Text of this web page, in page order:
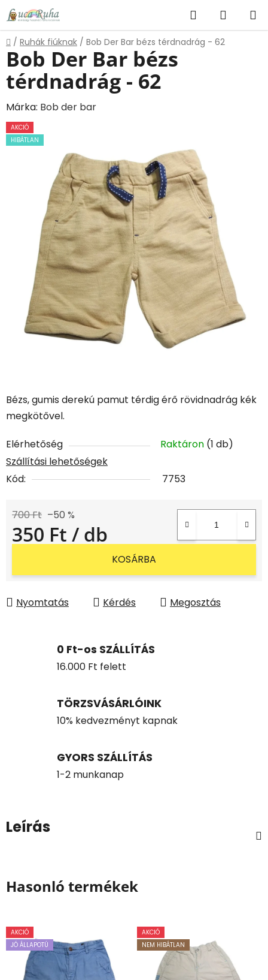
Ugrás
fő
tartalomhoz
KeresésKOSÁR
Kezdőlap
/ Ruhák fiúknak / Bob Der Bar bézs térdnadrág - 62
Bézs, gumis derekú pamut térdig érő rövidnadrág kék
megkötővel.
Elérhetőség Raktáron (1 db)
Szállítási lehetőségek
Kód:
7753
700 Ft –50 %
350 Ft / db
KOSÁRBA
Nyomtatás Kérdés Megosztás
Bob Der Bar bézs
térdnadrág - 62
Márka: Bob der bar
AKCIÓ
HIBÁTLAN
0 Ft-os SZÁLLÍTÁS
16.000 Ft felett
TÖRZSVÁSÁRLÓINK
10% kedvezményt kapnak
GYORS SZÁLLÍTÁS
1-2 munkanap
Leírás
Hasonló termékek
AKCIÓ
JÓ ÁLLAPOTÚ
AKCIÓ
NEM HIBÁTLAN